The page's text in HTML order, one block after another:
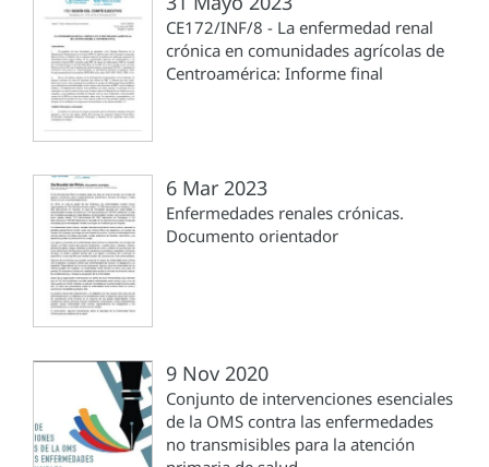
CE172/INF/8 - La enfermedad renal
crónica en comunidades agrícolas de
Centroamérica: Informe final
6 Mar 2023
Enfermedades renales crónicas.
Documento orientador
9 Nov 2020
Conjunto de intervenciones esenciales
de la OMS contra las enfermedades
no transmisibles para la atención